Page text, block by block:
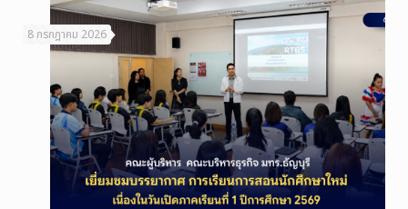
8 กรกฎาคม 2026